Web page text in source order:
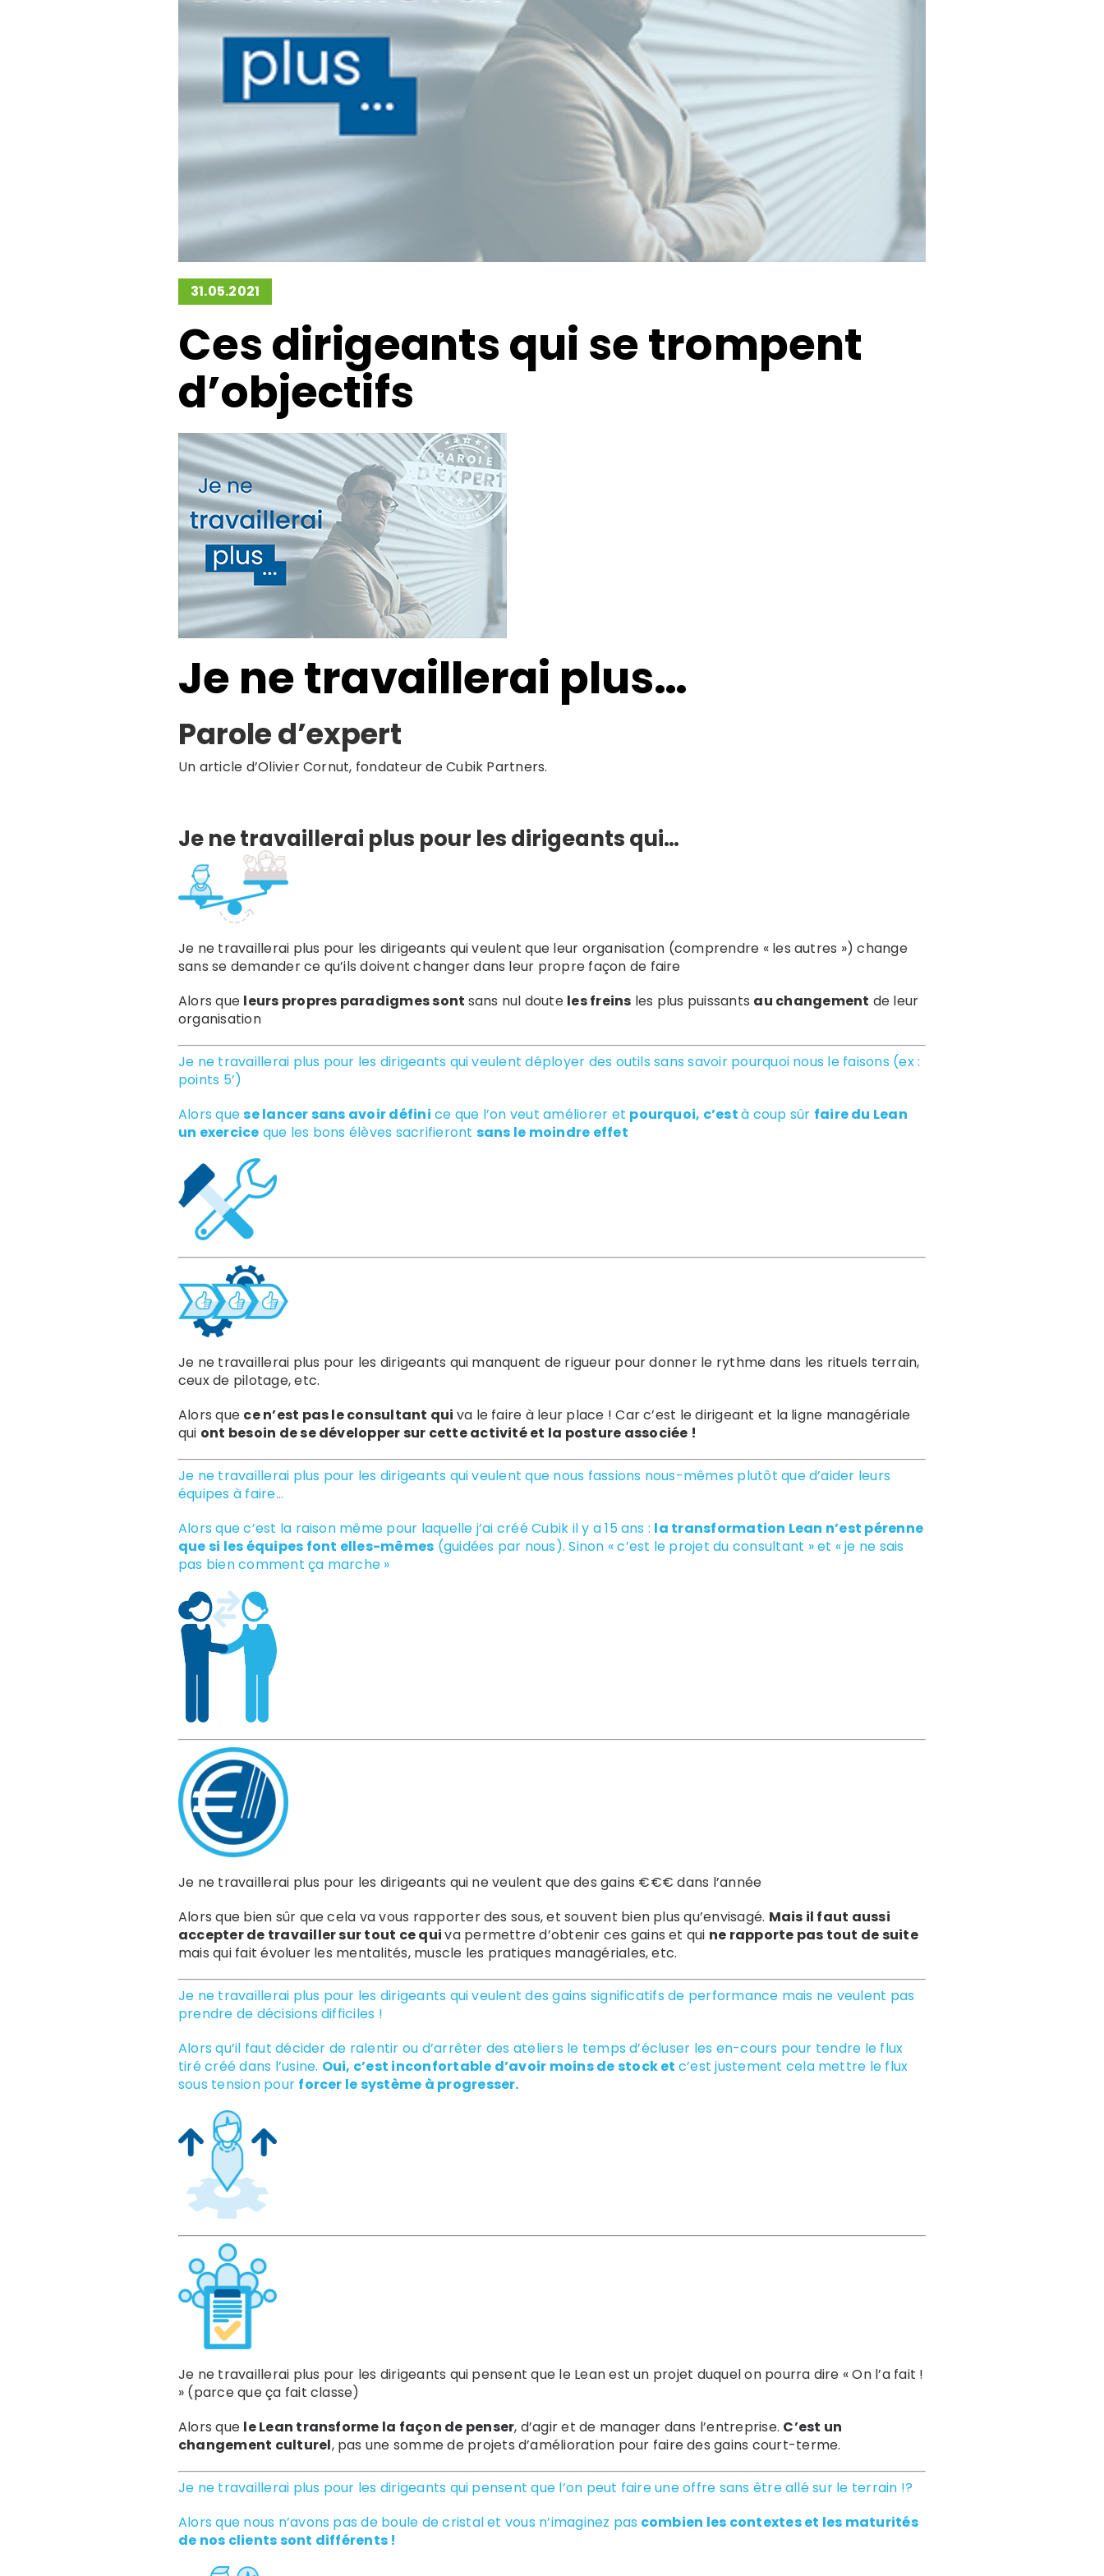
Green Belt Lean
Santé
Green Belt Lean Six
Sigma E-learning
Black Belt Lean Six
Sigma E-learning
Master Black Belt
Formations sur-
mesure
31.05.2021
Ces dirigeants qui se trompent
d’objectifs
Je ne travaillerai plus…
Parole d’expert
Un article d’Olivier Cornut, fondateur de Cubik Partners.
Je ne travaillerai plus pour les dirigeants qui…
Je ne travaillerai plus pour les dirigeants qui veulent que leur organisation (comprendre « les autres ») change
sans se demander ce qu’ils doivent changer dans leur propre façon de faire
Alors que leurs propres paradigmes sont sans nul doute les freins les plus puissants au changement de leur
organisation
Je ne travaillerai plus pour les dirigeants qui veulent déployer des outils sans savoir pourquoi nous le faisons (ex :
points 5’)
Alors quese lancer sans avoir défini ce que l’on veut améliorer et pourquoi, c’està coup sûr faire du Lean
un exercice que les bons élèves sacrifieront sans le moindre effet
Je ne travaillerai plus pour les dirigeants qui manquent de rigueur pour donner le rythme dans les rituels terrain,
ceux de pilotage, etc.
Alors que ce n’est pas le consultant qui va le faire à leur place ! Car c’est le dirigeant et la ligne managériale
qui ont besoin de se développer sur cette activité et la posture associée !
Je ne travaillerai plus pour les dirigeants qui veulent que nous fassions nous-mêmes plutôt que d’aider leurs
équipes à faire…
Alors que c’est la raison même pour laquelle j’ai créé Cubik il y a 15 ans : la transformation Lean n’est pérenne
que si les équipes font elles-mêmes (guidées par nous). Sinon « c’est le projet du consultant » et « je ne sais
pas bien comment ça marche »
Je ne travaillerai plus pour les dirigeants qui ne veulent que des gains €€€ dans l’année
Alors que bien sûr que cela va vous rapporter des sous, et souvent bien plus qu’envisagé. Mais il faut aussi
accepter de travailler sur tout ce quiva permettre d’obtenir ces gains et qui ne rapporte pas tout de suite
mais qui fait évoluer les mentalités, muscle les pratiques managériales, etc.
Je ne travaillerai plus pour les dirigeants qui veulent des gains significatifs de performance mais ne veulent pas
prendre de décisions difficiles !
Alors qu’il faut décider de ralentir ou d’arrêter des ateliers le temps d’écluser les en-cours pour tendre le flux
tiré créé dans l’usine. Oui, c’est inconfortable d’avoir moins de stock et c’est justement cela mettre le flux
sous tension pour forcer le système à progresser.
Je ne travaillerai plus pour les dirigeants qui pensent que le Lean est un projet duquel on pourra dire « On l’a fait !
» (parce que ça fait classe)
Alors que le Lean transforme la façon de penser, d’agir et de manager dans l’entreprise. C’est un
changement culturel, pas une somme de projets d’amélioration pour faire des gains court-terme.
Je ne travaillerai plus pour les dirigeants qui pensent que l’on peut faire une offre sans être allé sur le terrain !?
Alors que nous n’avons pas de boule de cristal et vous n’imaginez pas combien les contextes et les maturités
de nos clients sont différents !